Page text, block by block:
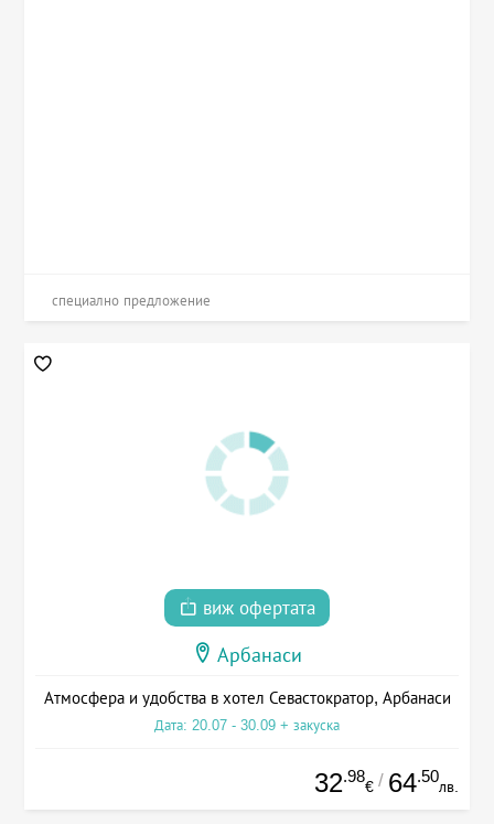
специално предложение
виж офертата
Арбанаси
Атмосфера и удобства в хотел Севастократор, Арбанаси
Дата: 20.07 - 30.09 + закуска
32.98
€ / 64.50
лв.